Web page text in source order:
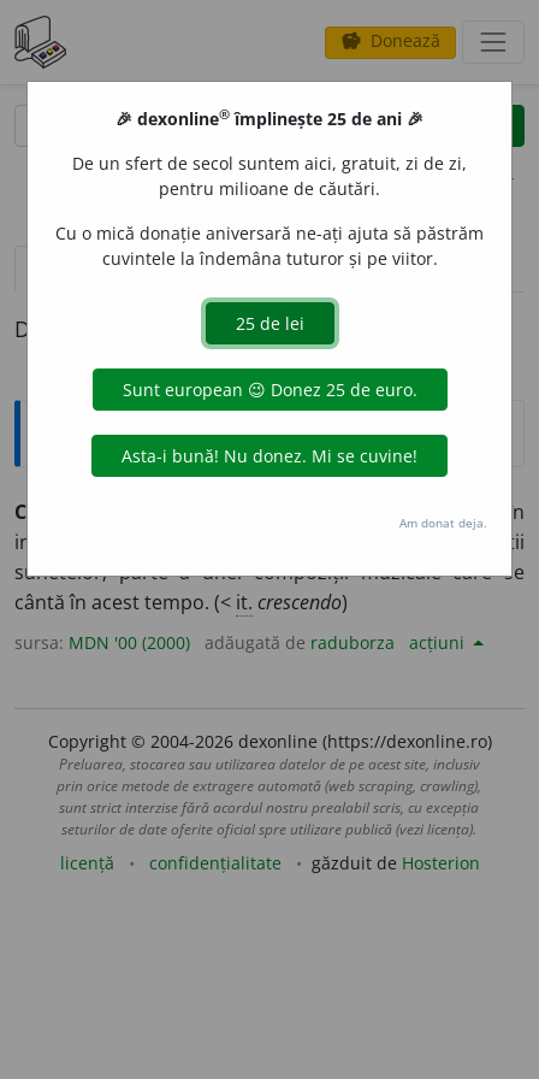
savings Donează
clear
opțiuni
definiții (1) pronunțievolume_up (5)
Definiția cu ID-ul 457672:
Explicative DEX
CRESC
) crescând treptat în
intensitate. II.
creștere progresivă a intensității
sunetelor; parte a unei compoziții muzicale care se
cântă în acest tempo. (< it. crescendo)
sursa: MDN '00 (2000) adăugată de raduborza acțiuni
Copyright © 2004-2026 dexonline (https://dexonline.ro)
Preluarea, stocarea sau utilizarea datelor de pe acest site, inclusiv
prin orice metode de extragere automată (web scraping, crawling),
sunt strict interzise fără acordul nostru prealabil scris, cu excepția
seturilor de date oferite oficial spre utilizare publică (vezi licența).
licență confidențialitate găzduit de Hosterion
🎉 dexonline® împlinește 25 de ani 🎉
De un sfert de secol suntem aici, gratuit, zi de zi,
pentru milioane de căutări.
Cu o mică donație aniversară ne-ați ajuta să păstrăm
cuvintele la îndemâna tuturor și pe viitor.
Am donat deja.